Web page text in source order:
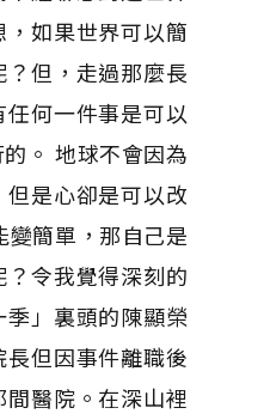
如果世界可以簡
但，走過那麼長
何一件事是可以
。 地球不會因為
是心卻是可以改
變簡單，那自己是
令我覺得深刻的
」裏頭的陳顯榮
但因事件離職後
醫院。在深山裡